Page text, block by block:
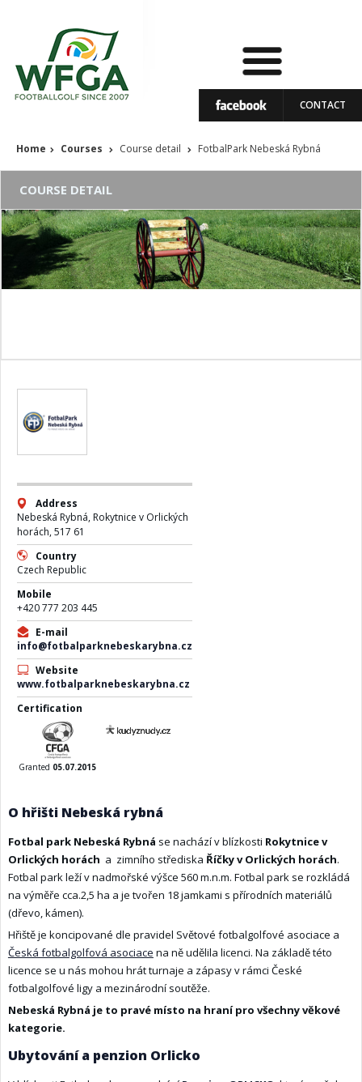
CONTACT
Home Courses Course detail FotbalPark Nebeská Rybná
COURSE DETAIL
Address
Nebeská Rybná, Rokytnice v Orlických
horách, 517 61
Country
Czech Republic
Mobile
+420 777 203 445
E-mail
info@fotbalparknebeskarybna.cz
Website
www.fotbalparknebeskarybna.cz
Certification
Granted 05.07.2015
O hřišti Nebeská rybná
Fotbal park Nebeská Rybná se nachází v blízkosti Rokytnice v
Orlických horách a zimního střediska Říčky v Orlických horách.
Fotbal park leží v nadmořské výšce 560 m.n.m. Fotbal park se rozkládá
na výměře cca.2,5 ha a je tvořen 18 jamkami s přírodních materiálů
(dřevo, kámen).
Hřiště je koncipované dle pravidel Světové fotbalgolfové asociace a
Česká fotbalgolfová asociace na ně udělila licenci. Na základě této
licence se u nás mohou hrát turnaje a zápasy v rámci České
fotbalgolfové ligy a mezinárodní soutěže.
Nebeská Rybná je to pravé místo na hraní pro všechny věkové
kategorie.
Ubytování a penzion Orlicko